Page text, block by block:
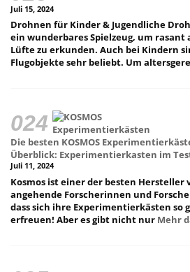
Juli 15, 2024
Drohnen für Kinder & Jugendliche
ein wunderbares Spielzeug, um rasant
Lüfte zu erkunden. Auch bei Kindern
Flugobjekte sehr beliebt. Um
Die besten KOSMOS
Überblick: Experimentierkasten im
Juli 11, 2024
Kosmos ist einer der besten Hersteller
angehende Forscherinnen und
dass sich ihre Experimentierkästen so
erfreuen! Aber es gibt nicht nur Mehr